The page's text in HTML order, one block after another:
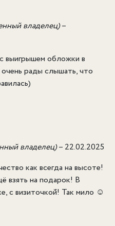
владелец)–
выигрышем обложки в
рады слышать, что
владелец)– 22.02.2025
как всегда на высоте!
взять на подарок! В
с визиточкой! Так мило ☺️